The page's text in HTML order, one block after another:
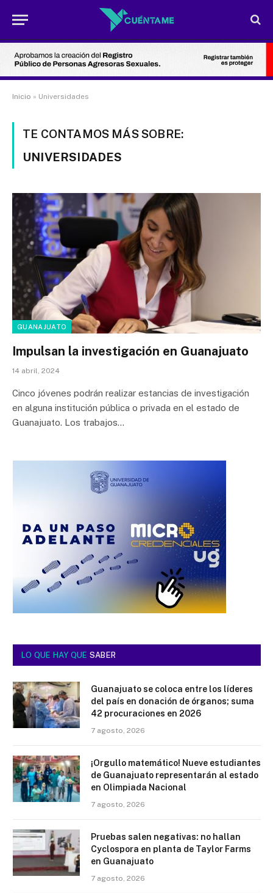
Inicio » Universidades
TE CONTAMOS MÁS SOBRE:
UNIVERSIDADES
GUANAJUATO
Impulsan la investigación en Guanajuato
14 abril, 2024
Cinco jóvenes podrán realizar estancias de investigación
en alguna institución pública o privada en el estado de
Guanajuato. Los trabajos…
LO QUE HAY QUE SABER
Guanajuato se coloca entre los líderes
del país en donación de órganos; suma
42 procuraciones en 2026
7 agosto, 2026
¡Orgullo matemático! Nueve estudiantes
de Guanajuato representarán al estado
en Olimpiada Nacional
7 agosto, 2026
Pruebas salen negativas: no hallan
Cyclospora en planta de Taylor Farms
en Guanajuato
7 agosto, 2026